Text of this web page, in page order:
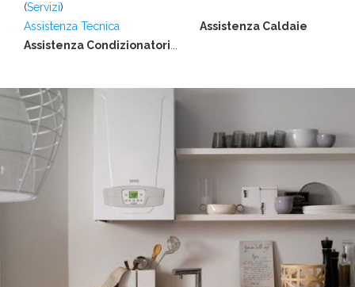
(Servizi)
Assistenza Tecnica
Assistenza Caldaie
Assistenza Condizionatori